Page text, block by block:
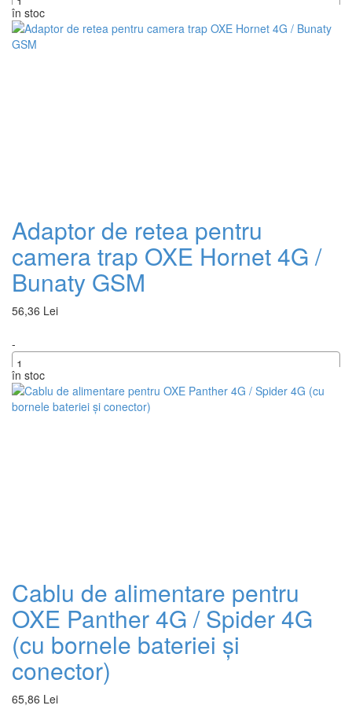
+
în stoc
Adaptor de retea pentru
camera trap OXE Hornet 4G /
Bunaty GSM
56,36 Lei
-
+
în stoc
Cablu de alimentare pentru
OXE Panther 4G / Spider 4G
(cu bornele bateriei și
conector)
65,86 Lei